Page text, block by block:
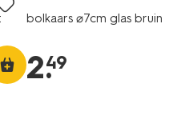
bolkaars ⌀7cm glas bruin
2.
49